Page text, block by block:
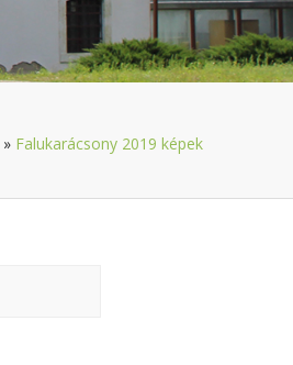
» Falukarácsony 2019 képek